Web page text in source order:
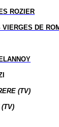
ROZIER
VIERGES DE
(TV)